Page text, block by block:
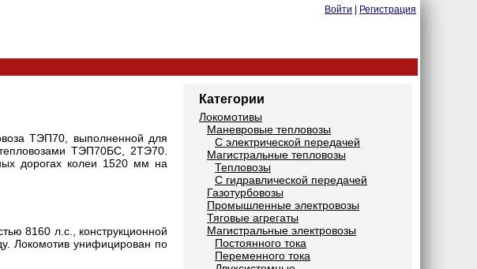
Войти Регистрация
ТЭП70, выполненной для
ТЭП70БС, 2ТЭ70.
дорогах колеи 1520 мм на
8160 л.с., конструкционной
Локомотив унифицирован по
Категории
Локомотивы
Маневровые тепловозы
С электрической передачей
Магистральные тепловозы
Тепловозы
С гидравлической передачей
Газотурбовозы
Промышленные электровозы
Тяговые агрегаты
Магистральные электровозы
Постоянного тока
Переменного тока